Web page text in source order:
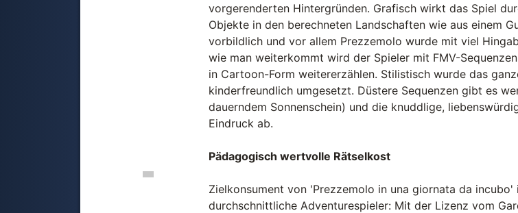
vorgerenderten Hintergründen. Grafisch wirkt das Spiel
Objekte in den berechneten Landschaften wie aus einem
vorbildlich und vor allem Prezzemolo wurde mit viel
wie man weiterkommt wird der Spieler mit FMV-
in Cartoon-Form weitererzählen. Stilistisch wurde das
kinderfreundlich umgesetzt. Düstere Sequenzen gibt es
dauerndem Sonnenschein) und die knuddlige,
Eindruck ab.
Pädagogisch wertvolle Rätselkost
Zielkonsument von 'Prezzemolo in una giornata da
durchschnittliche Adventurespieler: Mit der Lizenz vom